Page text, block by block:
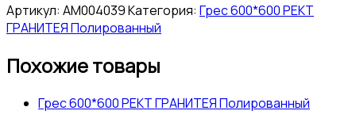
Артикул: АМ004039Категория: Грес 600*600 РЕКТ
ГРАНИТЕЯ Полированный
Похожие товары
Грес 600*600 РЕКТ ГРАНИТЕЯ Полированный